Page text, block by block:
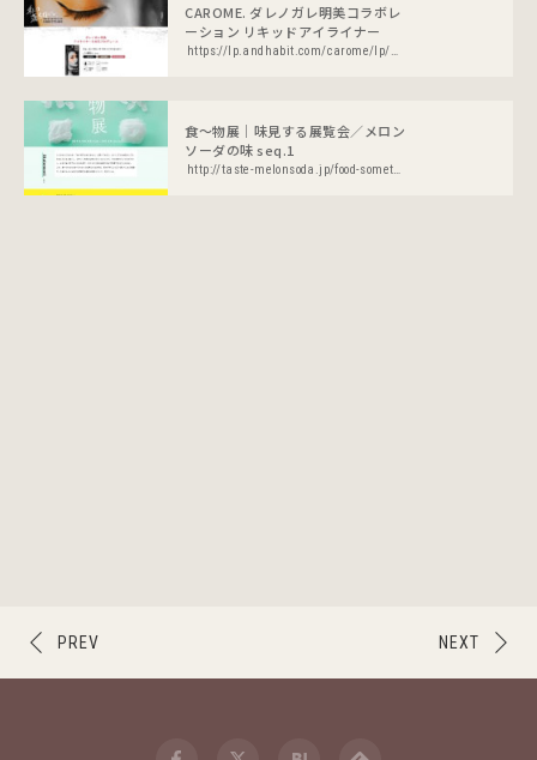
CAROME. ダレノガレ明美コラボレ
ーション リキッドアイライナー
https://lp.andhabit.com/carome/lp/crm001/index.html
食〜物展｜味見する展覧会／メロン
ソーダの味 seq.1
http://taste-melonsoda.jp/food-something/
NEXT
PREV